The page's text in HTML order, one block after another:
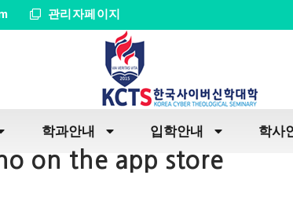
관리자페이지
학과안내 입학안내 학사
on the app store